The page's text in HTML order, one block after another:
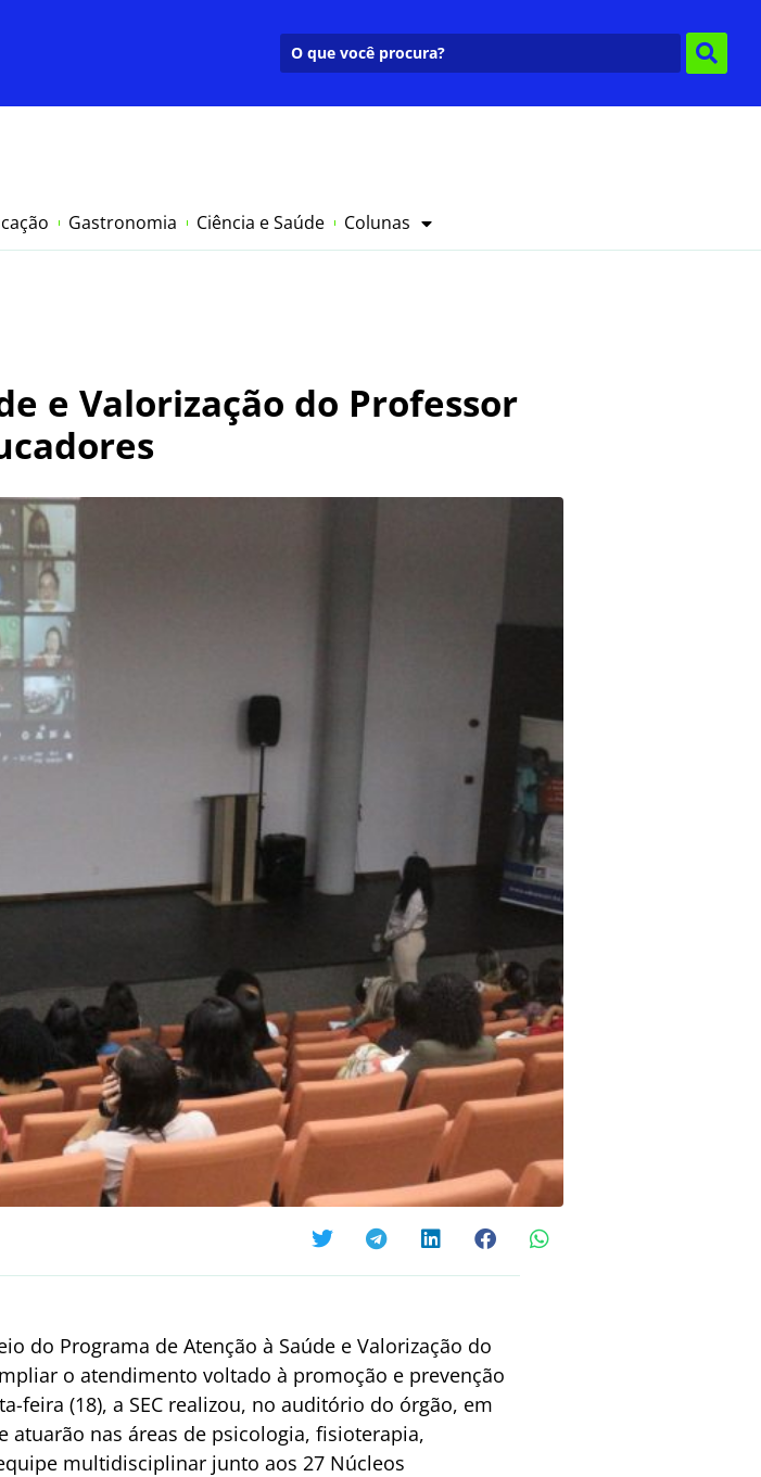
Gastronomia Ciência e Saúde Colunas
e Valorização do Professor
do Programa de Atenção à Saúde e Valorização do
o atendimento voltado à promoção e prevenção
feira (18), a SEC realizou, no auditório do órgão, em
nas áreas de psicologia, fisioterapia,
multidisciplinar junto aos 27 Núcleos